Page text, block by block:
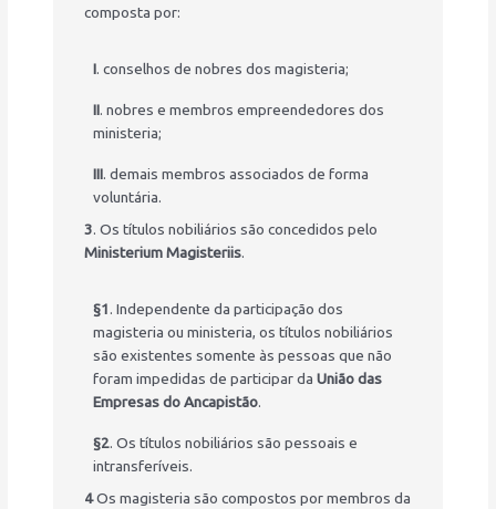
composta por:
I. conselhos de nobres dos magisteria;
II. nobres e membros empreendedores dos
ministeria;
III. demais membros associados de forma
voluntária.
3. Os títulos nobiliários são concedidos pelo
Ministerium Magisteriis.
§1. Independente da participação dos
magisteria ou ministeria, os títulos nobiliários
são existentes somente às pessoas que não
foram impedidas de participar da União das
Empresas do Ancapistão.
§2. Os títulos nobiliários são pessoais e
intransferíveis.
4Os magisteria são compostos por membros da